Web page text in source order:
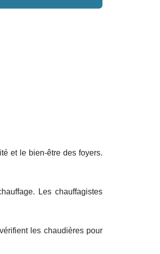
et le bien-être des foyers.
Les chauffagistes
les chaudières pour